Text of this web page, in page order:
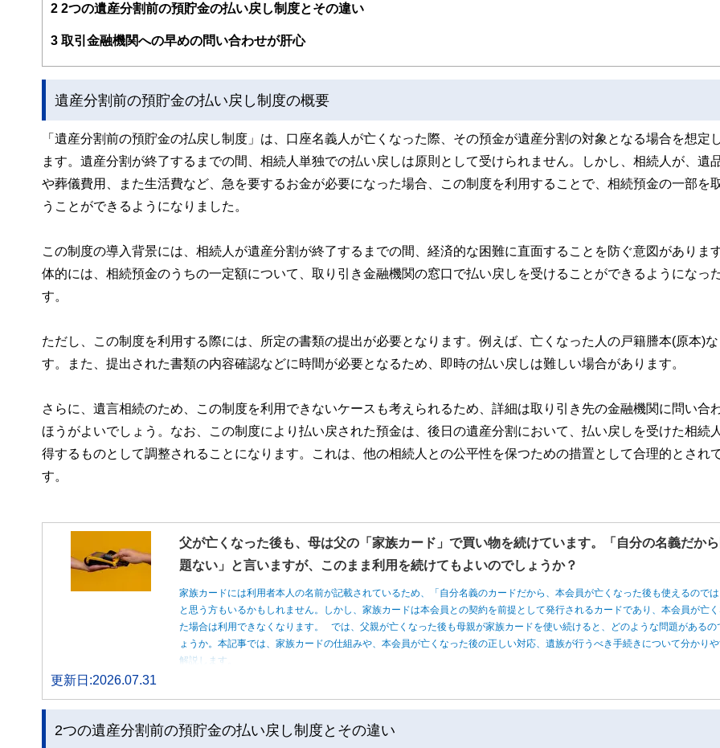
ー、公認会計士、社会保険労務士、行政書士、投資アナリスト、キャリアコンサルタントなど150名以上の有資格者を執筆者・監修者として迎
私たちは、快適でより良い生活のアイデアを提供するお金のコンシェルジュを目指します。
2 2つの遺産分割前の預貯金の払い戻し制度とその違い
3 取引金融機関への早めの問い合わせが肝心
遺産分割前の預貯金の払い戻し制度の概要
「遺産分割前の預貯金の払戻し制度」は、口座名義人が亡くなった際、その預金が遺産分割の対象となる場合を想定
ます。遺産分割が終了するまでの間、相続人単独での払い戻しは原則として受けられません。しかし、相続人が、遺
や葬儀費用、また生活費など、急を要するお金が必要になった場合、この制度を利用することで、相続預金の一部を
うことができるようになりました。
この制度の導入背景には、相続人が遺産分割が終了するまでの間、経済的な困難に直面することを防ぐ意図がありま
体的には、相続預金のうちの一定額について、取り引き金融機関の窓口で払い戻しを受けることができるようになっ
す。
ただし、この制度を利用する際には、所定の書類の提出が必要となります。例えば、亡くなった人の戸籍謄本(原本)
す。また、提出された書類の内容確認などに時間が必要となるため、即時の払い戻しは難しい場合があります。
さらに、遺言相続のため、この制度を利用できないケースも考えられるため、詳細は取り引き先の金融機関に問い合
ほうがよいでしょう。なお、この制度により払い戻された預金は、後日の遺産分割において、払い戻しを受けた相続
得するものとして調整されることになります。これは、他の相続人との公平性を保つための措置として合理的とされ
す。
父が亡くなった後も、母は父の「家族カード」で買い物を続けています。「自分の名義だから
題ない」と言いますが、このまま利用を続けてもよいのでしょうか？
家族カードには利用者本人の名前が記載されているため、「自分名義のカードだから、本会員が亡くなった後も使えるのでは
と思う方もいるかもしれません。しかし、家族カードは本会員との契約を前提として発行されるカードであり、本会員が亡く
た場合は利用できなくなります。 では、父親が亡くなった後も母親が家族カードを使い続けると、どのような問題があるの
ょうか。本記事では、家族カードの仕組みや、本会員が亡くなった後の正しい対応、遺族が行うべき手続きについて分かりや
解説します。
更新日:2026.07.31
2つの遺産分割前の預貯金の払い戻し制度とその違い